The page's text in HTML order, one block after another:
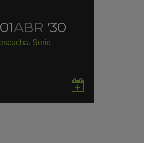
ABR '30
Serie
en